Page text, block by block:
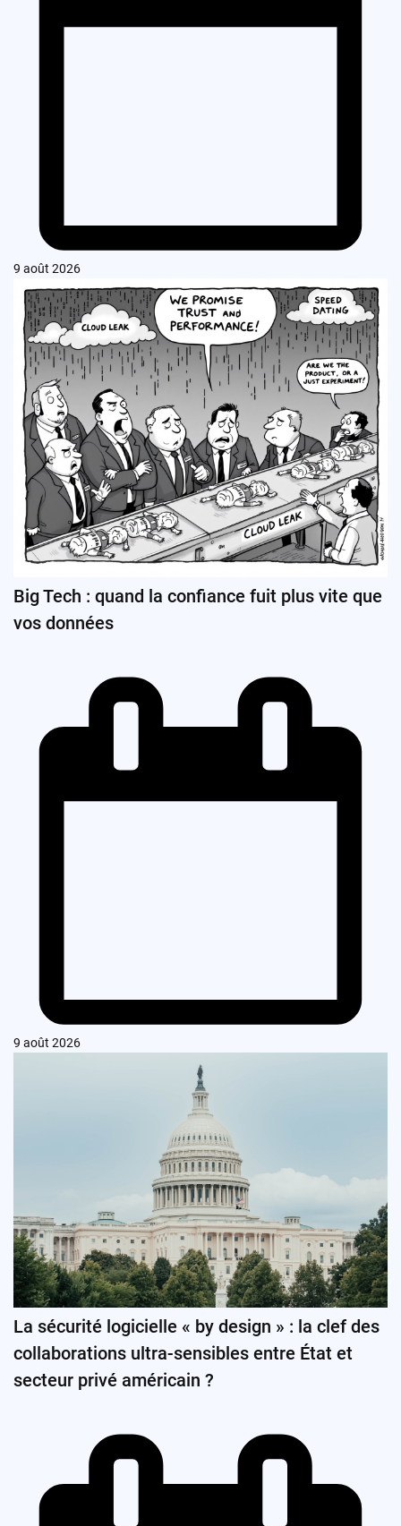
9 août 2026
Big Tech : quand la confiance fuit plus vite que
vos données
9 août 2026
La sécurité logicielle « by design » : la clef des
collaborations ultra-sensibles entre État et
secteur privé américain ?